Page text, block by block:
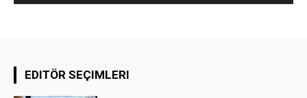
EDITÖR SEÇIMLERI